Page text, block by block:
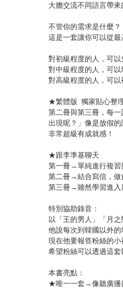
大膽交流不同語言帶來
不管你的需求是什麼？
這是一套讓你可以從最
對初級程度的人，可以
對中級程度的人，可以
對高級程度的人，可以
★繁體版 獨家貼心整
第二冊與第三冊，每
出現呢？」像是放假
非常超級有成就感！
★跟李準基聊天
第一冊→單純進行複習
第二冊→結合寫信，做
第三冊→雖然學習進入
特別協助錄音：
以「王的男人」「月
他說每次到韓國以外
現在他要報答粉絲的小
希望粉絲可以透過這
本書亮點：
★唯一一套→像聽廣播